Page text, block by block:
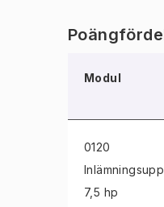
Modul
0120
7,5 hp